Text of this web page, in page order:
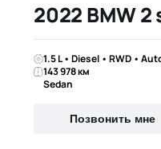
2022 BMW 2
1.5 L • Diesel • RWD •
143 978 км
Sedan
Позвонить мне